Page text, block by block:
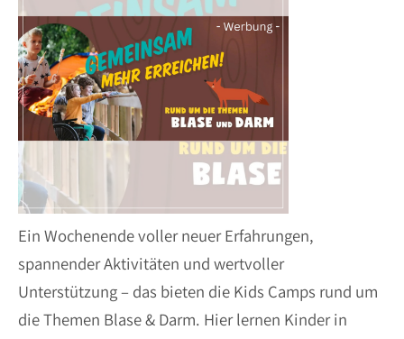
Ein Wochenende voller neuer Erfahrungen,
spannender Aktivitäten und wertvoller
Unterstützung – das bieten die Kids Camps rund um
die Themen Blase & Darm. Hier lernen Kinder in